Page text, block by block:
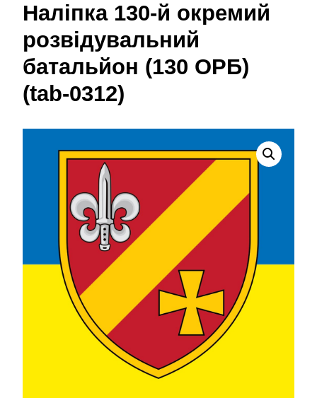
Наліпка 130-й окремий
розвідувальний
батальйон (130 ОРБ)
(tab-0312)